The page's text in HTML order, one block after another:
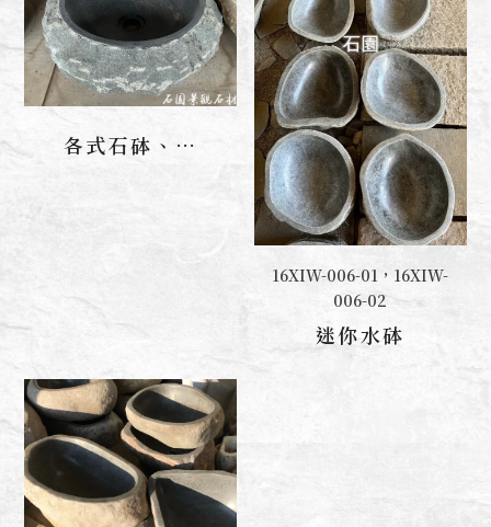
聯絡我們
各式石砵、水
聯絡我們
16XIW-006-01，16XIW-
006-02
迷你水砵